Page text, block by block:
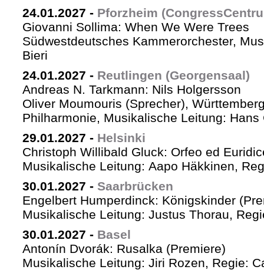
24.01.2027 - Pforzheim
Giovanni Sollima: When We Were Trees
Südwestdeutsches Kammerorchester,
Bieri
24.01.2027 - Reutlingen (Georgensaal)
Andreas N. Tarkmann: Nils Holgersson
Oliver Moumouris (Sprecher),
Philharmonie, Musikalische Leitung: Hans
29.01.2027 - Helsinki
Christoph Willibald Gluck: Orfeo ed
Musikalische Leitung: Aapo Häkkinen,
30.01.2027 - Saarbrücken
Engelbert Humperdinck: Königskinder
Musikalische Leitung: Justus Thorau,
30.01.2027 - Basel
Antonín Dvorák: Rusalka (Premiere)
Musikalische Leitung: Jiri Rozen, Regie: